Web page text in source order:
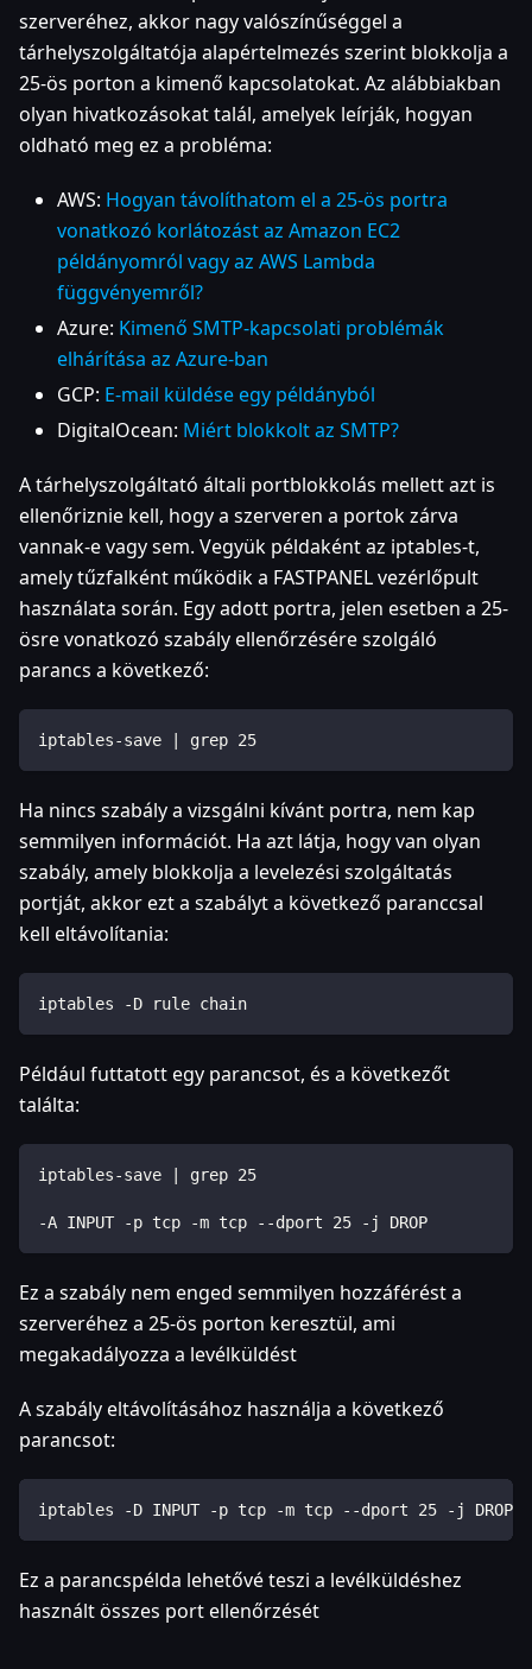
szerveréhez, akkor nagy valószínűséggel a
tárhelyszolgáltatója alapértelmezés szerint blokkolja a
25-ös porton a kimenő kapcsolatokat. Az alábbiakban
olyan hivatkozásokat talál, amelyek leírják, hogyan
oldható meg ez a probléma:
AWS: Hogyan távolíthatom el a 25-ös portra
vonatkozó korlátozást az Amazon EC2
példányomról vagy az AWS Lambda
függvényemről?
Azure: Kimenő SMTP-kapcsolati problémák
elhárítása az Azure-ban
GCP: E-mail küldése egy példányból
DigitalOcean: Miért blokkolt az SMTP?
A tárhelyszolgáltató általi portblokkolás mellett azt is
ellenőriznie kell, hogy a szerveren a portok zárva
vannak-e vagy sem. Vegyük példaként az iptables-t,
amely tűzfalként működik a FASTPANEL vezérlőpult
használata során. Egy adott portra, jelen esetben a 25-
ösre vonatkozó szabály ellenőrzésére szolgáló
parancs a következő:
iptables-save | grep 25
Ha nincs szabály a vizsgálni kívánt portra, nem kap
semmilyen információt. Ha azt látja, hogy van olyan
szabály, amely blokkolja a levelezési szolgáltatás
portját, akkor ezt a szabályt a következő paranccsal
kell eltávolítania:
iptables -D rule chain
Például futtatott egy parancsot, és a következőt
találta:
iptables-save | grep 25
-A INPUT -p tcp -m tcp --dport 25 -j DROP
Ez a szabály nem enged semmilyen hozzáférést a
szerveréhez a 25-ös porton keresztül, ami
megakadályozza a levélküldést
A szabály eltávolításához használja a következő
parancsot:
iptables -D INPUT -p tcp -m tcp --dport 25 -j DROP
Ez a parancspélda lehetővé teszi a levélküldéshez
használt összes port ellenőrzését